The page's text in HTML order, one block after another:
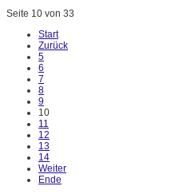
Seite 10 von 33
Start
Zurück
5
6
7
8
9
10
11
12
13
14
Weiter
Ende